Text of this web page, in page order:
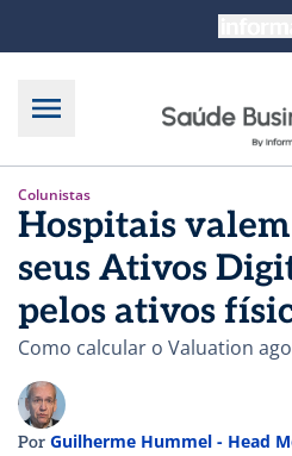
Colunistas
Hospitais
seus Ativos
pelos ativos
Como calcular o Valuation
Por Guilherme Hummel - Head